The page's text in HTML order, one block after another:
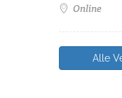
Online
Alle